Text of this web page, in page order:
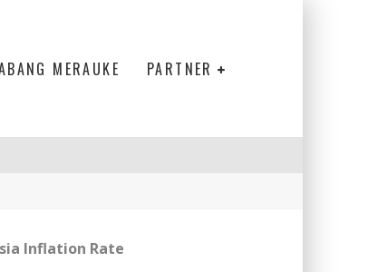
MERAUKE PARTNER
Inflation Rate